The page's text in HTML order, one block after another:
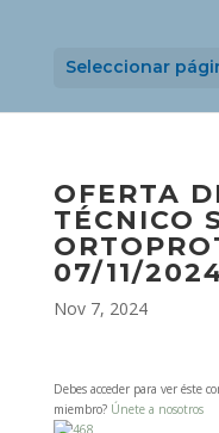
Seleccionar
OFERTA
TÉCNICO
07/11/
Nov 7, 2024
Debes acceder para ver éste
miembro? Únete a nosotros